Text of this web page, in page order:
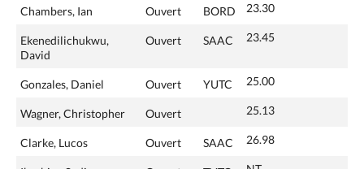
Chambers, Ian Ouvert BORD 23.30
Ekenedilichukwu,
David
Ouvert SAAC 23.45
Gonzales, Daniel Ouvert YUTC 25.00
Wagner, Christopher Ouvert 25.13
Clarke, Lucos Ouvert SAAC 26.98